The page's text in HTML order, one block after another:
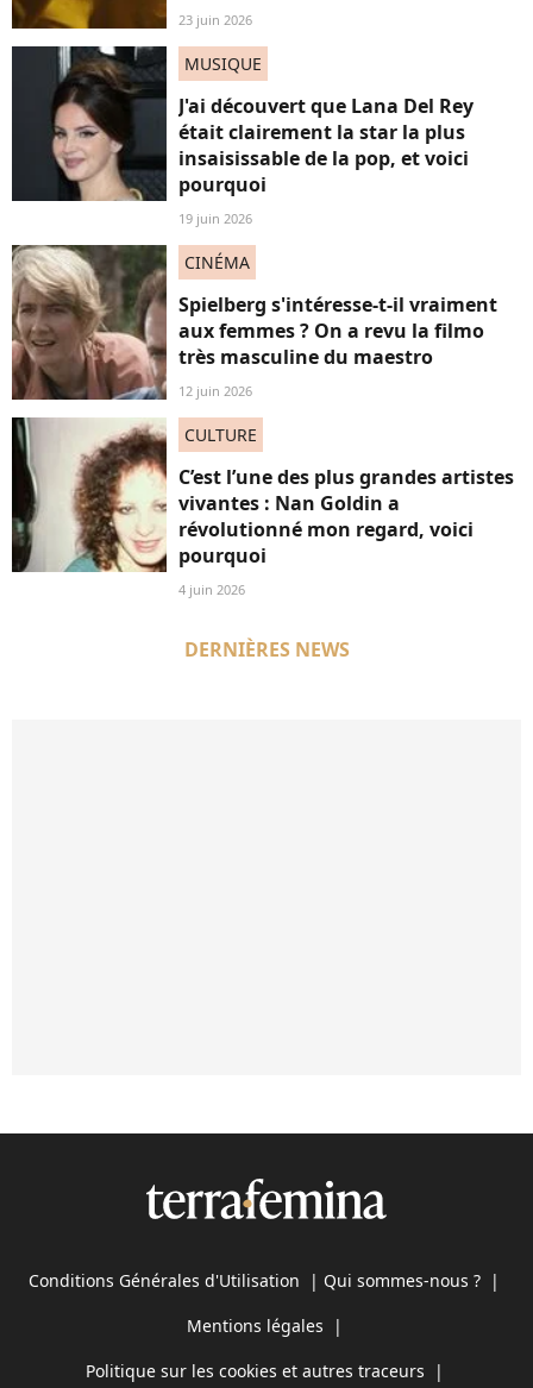
23 juin 2026
MUSIQUE
J'ai découvert que Lana Del Rey
était clairement la star la plus
insaisissable de la pop, et voici
pourquoi
19 juin 2026
CINÉMA
Spielberg s'intéresse-t-il vraiment
aux femmes ? On a revu la filmo
très masculine du maestro
12 juin 2026
CULTURE
C’est l’une des plus grandes artistes
vivantes : Nan Goldin a
révolutionné mon regard, voici
pourquoi
4 juin 2026
DERNIÈRES NEWS
Conditions Générales d'Utilisation | Qui sommes-nous ? |
Mentions légales |
Politique sur les cookies et autres traceurs |